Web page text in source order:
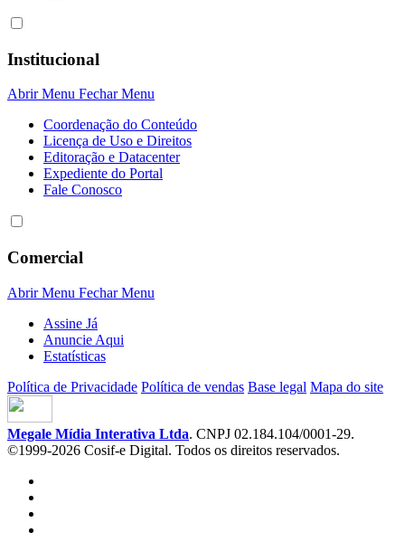
Institucional
Abrir Menu Fechar Menu
Coordenação do Conteúdo
Licença de Uso e Direitos
Editoração e Datacenter
Expediente do Portal
Fale Conosco
Comercial
Abrir Menu Fechar Menu
Assine Já
Anuncie Aqui
Estatísticas
Política de Privacidade Política de vendas Base legal Mapa do site
Megale Mídia Interativa Ltda. CNPJ 02.184.104/0001-29.
©1999-2026 Cosif-e Digital. Todos os direitos reservados.